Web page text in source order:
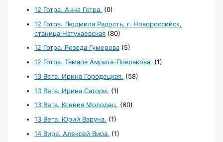
12 Готра. Анна Готра. (0)
12 Готра. Людмила Радость, г. Новороссийск,
станица Натухаевская (80)
12 Готра. Резеда Гумерова (5)
12 Готра. Тамара Амрита-Повракова. (1)
13 Вега. Ирина Городецкая. (58)
13 Вега. Ирина Сатори. (1)
13 Вега. Ксения Молодец. (60)
13 Вега. Юрий Варуна. (1)
14 Вира. Алексей Вира. (1)